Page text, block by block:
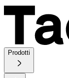
Prodotti